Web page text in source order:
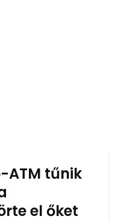
ATM tűnik
el őket